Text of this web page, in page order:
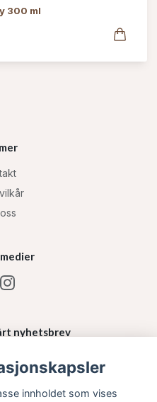
300 ml
nyhetsbrev
Påmelding
innholdet som vises